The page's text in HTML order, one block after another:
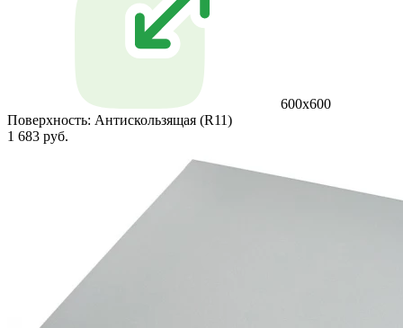
600х600
Поверхность: Антискользящая (R11)
1 683 руб.